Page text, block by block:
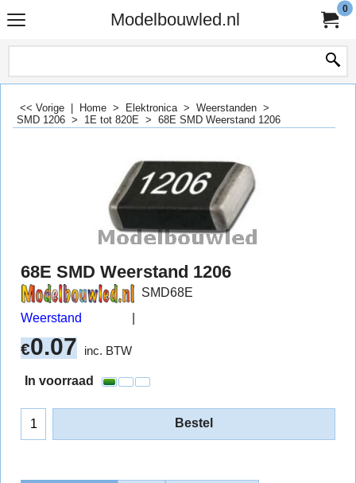
Modelbouwled.nl
0
<< Vorige Home > Elektronica> Weerstanden >
SMD 1206 > 1E tot 820E > 68E SMD Weerstand 1206
68E SMD Weerstand 1206
Weerstand
SMD68E
€0.07 inc. BTW
In voorraad
Bestel